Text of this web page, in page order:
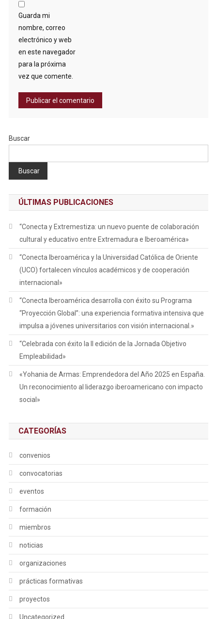
Guarda mi
nombre, correo
electrónico y web
en este navegador
para la próxima
vez que comente.
Buscar
Buscar
ÚLTIMAS PUBLICACIONES
“Conecta y Extremestiza: un nuevo puente de colaboración
cultural y educativo entre Extremadura e Iberoamérica»
“Conecta Iberoamérica y la Universidad Católica de Oriente
(UCO) fortalecen vínculos académicos y de cooperación
internacional»
“Conecta Iberoamérica desarrolla con éxito su Programa
“Proyección Global”: una experiencia formativa intensiva que
impulsa a jóvenes universitarios con visión internacional.»
“Celebrada con éxito la II edición de la Jornada Objetivo
Empleabilidad»
«Yohania de Armas: Emprendedora del Año 2025 en España.
Un reconocimiento al liderazgo iberoamericano con impacto
social»
CATEGORÍAS
convenios
convocatorias
eventos
formación
miembros
noticias
organizaciones
prácticas formativas
proyectos
Uncategorized